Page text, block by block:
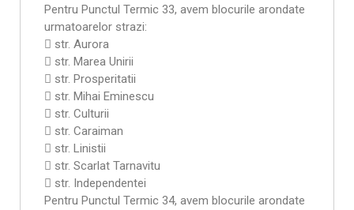
Pentru Punctul Termic 33, avem blocurile arondate
urmatoarelor strazi:
 str. Aurora
 str. Marea Unirii
 str. Prosperitatii
 str. Mihai Eminescu
 str. Culturii
 str. Caraiman
 str. Linistii
 str. Scarlat Tarnavitu
 str. Independentei
Pentru Punctul Termic 34, avem blocurile arondate